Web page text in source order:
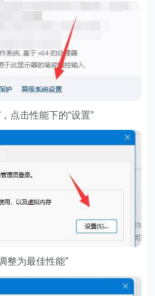
击性能下的“设置”
为最佳性能”